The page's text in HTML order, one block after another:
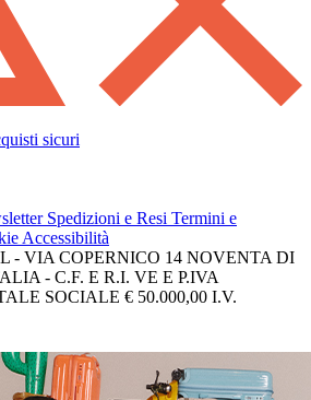
sicuri
Spedizioni e Resi Termini e
Accessibilità
- VIA COPERNICO 14 NOVENTA DI
- C.F. E R.I. VE E P.IVA
SOCIALE € 50.000,00 I.V.